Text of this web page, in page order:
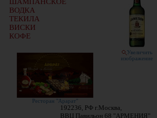
ВОДКА
ТЕКИЛА
ВИСКИ
КОФЕ
Ресторан "Арарат"
Увеличить
изображение
192236, РФ г.Москва,
ВВЦ Павильон 68 "АРМЕНИЯ"